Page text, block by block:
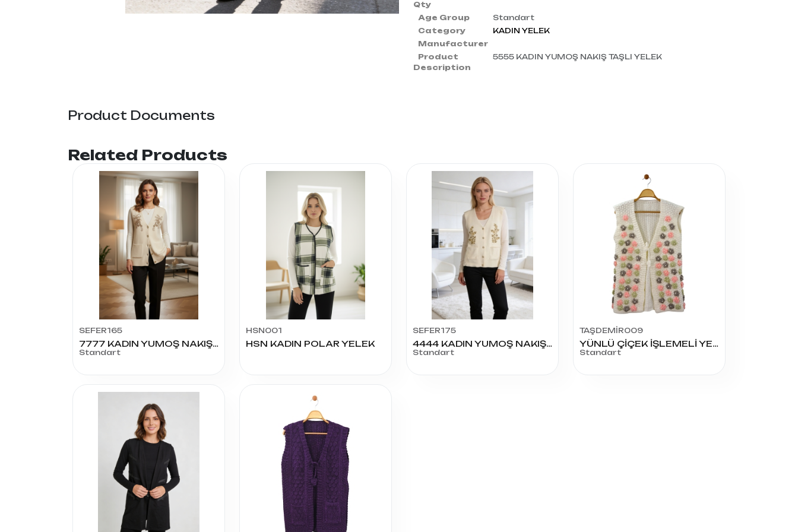
Qty
Age Group
Standart
Category
KADIN YELEK
Manufacturer
Product
Description
5555 KADIN YUMOŞ NAKIŞ TAŞLI YELEK
Product Documents
Related Products
SEFER165
7777 KADIN YUMOŞ NAKIŞ TAŞLI YELEK
Standart
HSN001
HSN KADIN POLAR YELEK
SEFER175
4444 KADIN YUMOŞ NAKIŞ TAŞLI YELEK
Standart
TAŞDEMİR009
YÜNLÜ ÇİÇEK İŞLEMELİ YELEK
Standart